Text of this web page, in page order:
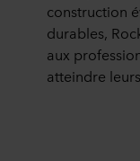
construction
durables,
aux
atteindre